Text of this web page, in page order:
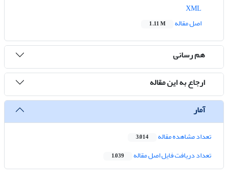
اصل مقاله
1.11 M
هم رسانی
ارجاع به این مقاله
آمار
تعداد مشاهده مقاله 3,014
تعداد دریافت فایل اصل مقاله 1,039